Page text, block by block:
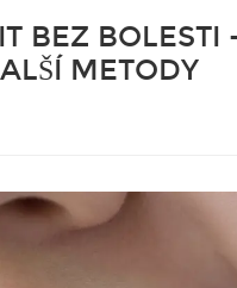
BEZ BOLESTI
METODY